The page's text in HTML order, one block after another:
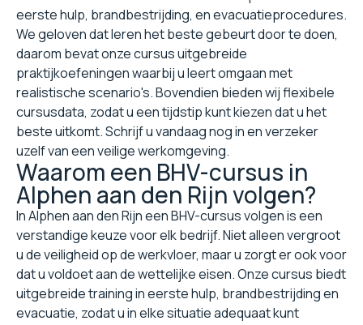
eerste hulp, brandbestrijding, en evacuatieprocedures.
We geloven dat leren het beste gebeurt door te doen,
daarom bevat onze cursus uitgebreide
praktijkoefeningen waarbij u leert omgaan met
realistische scenario's. Bovendien bieden wij flexibele
cursusdata, zodat u een tijdstip kunt kiezen dat u het
beste uitkomt. Schrijf u vandaag nog in en verzeker
uzelf van een veilige werkomgeving.
Waarom een BHV-cursus in
Alphen aan den Rijn volgen?
In Alphen aan den Rijn een BHV-cursus volgen is een
verstandige keuze voor elk bedrijf. Niet alleen vergroot
u de veiligheid op de werkvloer, maar u zorgt er ook voor
dat u voldoet aan de wettelijke eisen. Onze cursus biedt
uitgebreide training in eerste hulp, brandbestrijding en
evacuatie, zodat u in elke situatie adequaat kunt